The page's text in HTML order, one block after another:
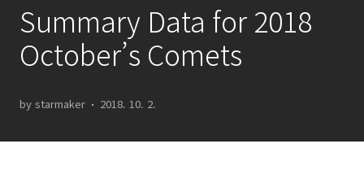
Summary Data for 2018
October’s Comets
by starmaker 2018. 10. 2.